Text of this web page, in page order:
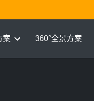
案 360°全景方案